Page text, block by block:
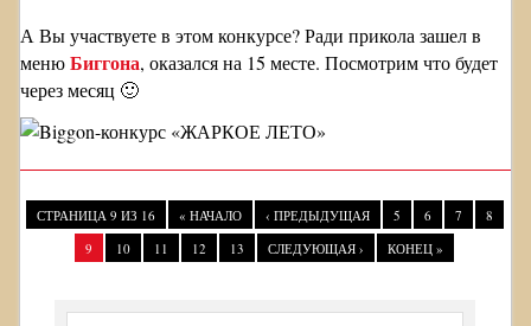
А Вы участвуете в этом конкурсе? Ради прикола зашел в
менюБиггона, оказался на 15 месте. Посмотрим что будет
через месяц 🙂
СТРАНИЦА 9 ИЗ 16 « НАЧАЛО ‹ ПРЕДЫДУЩАЯ 5 6 7
8
9
10 11 12 13 СЛЕДУЮЩАЯ › КОНЕЦ »